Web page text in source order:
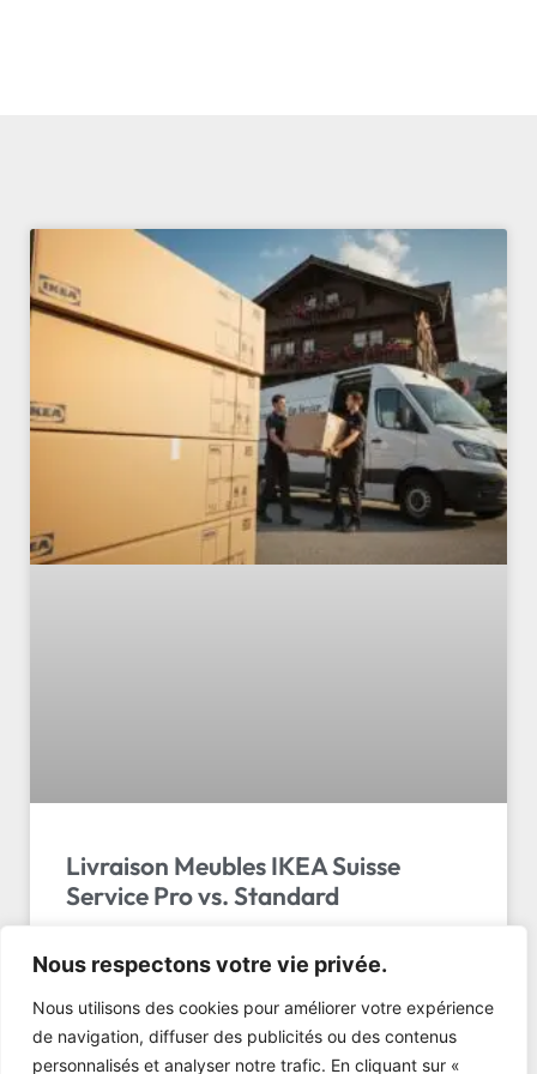
Nous respectons votre vie privée.
Nous utilisons des cookies pour améliorer votre expérience
de navigation, diffuser des publicités ou des contenus
personnalisés et analyser notre trafic. En cliquant sur «
Livraison Meubles IKEA Suisse
Service Pro vs. Standard
Livraison Meubles IKEA Suisse Service : La Solution
Pro vs La Livraison Standard Vous venez de passer
deux heures à déambuler dans les allées du géant
suédois. …